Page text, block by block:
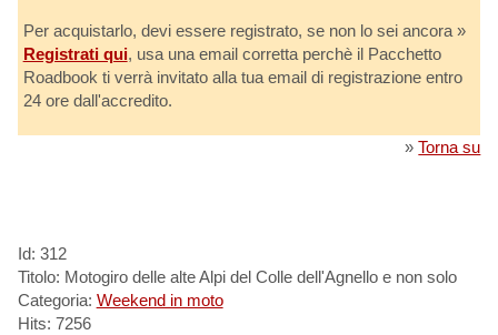
Per acquistarlo, devi essere registrato, se non lo sei ancora »
Registrati qui, usa una email corretta perchè il Pacchetto
Roadbook ti verrà invitato alla tua email di registrazione entro
24 ore dall'accredito.
»Torna su
Id: 312
Titolo: Motogiro delle alte Alpi del Colle dell'Agnello e non solo
Categoria: Weekend in moto
Hits: 7256